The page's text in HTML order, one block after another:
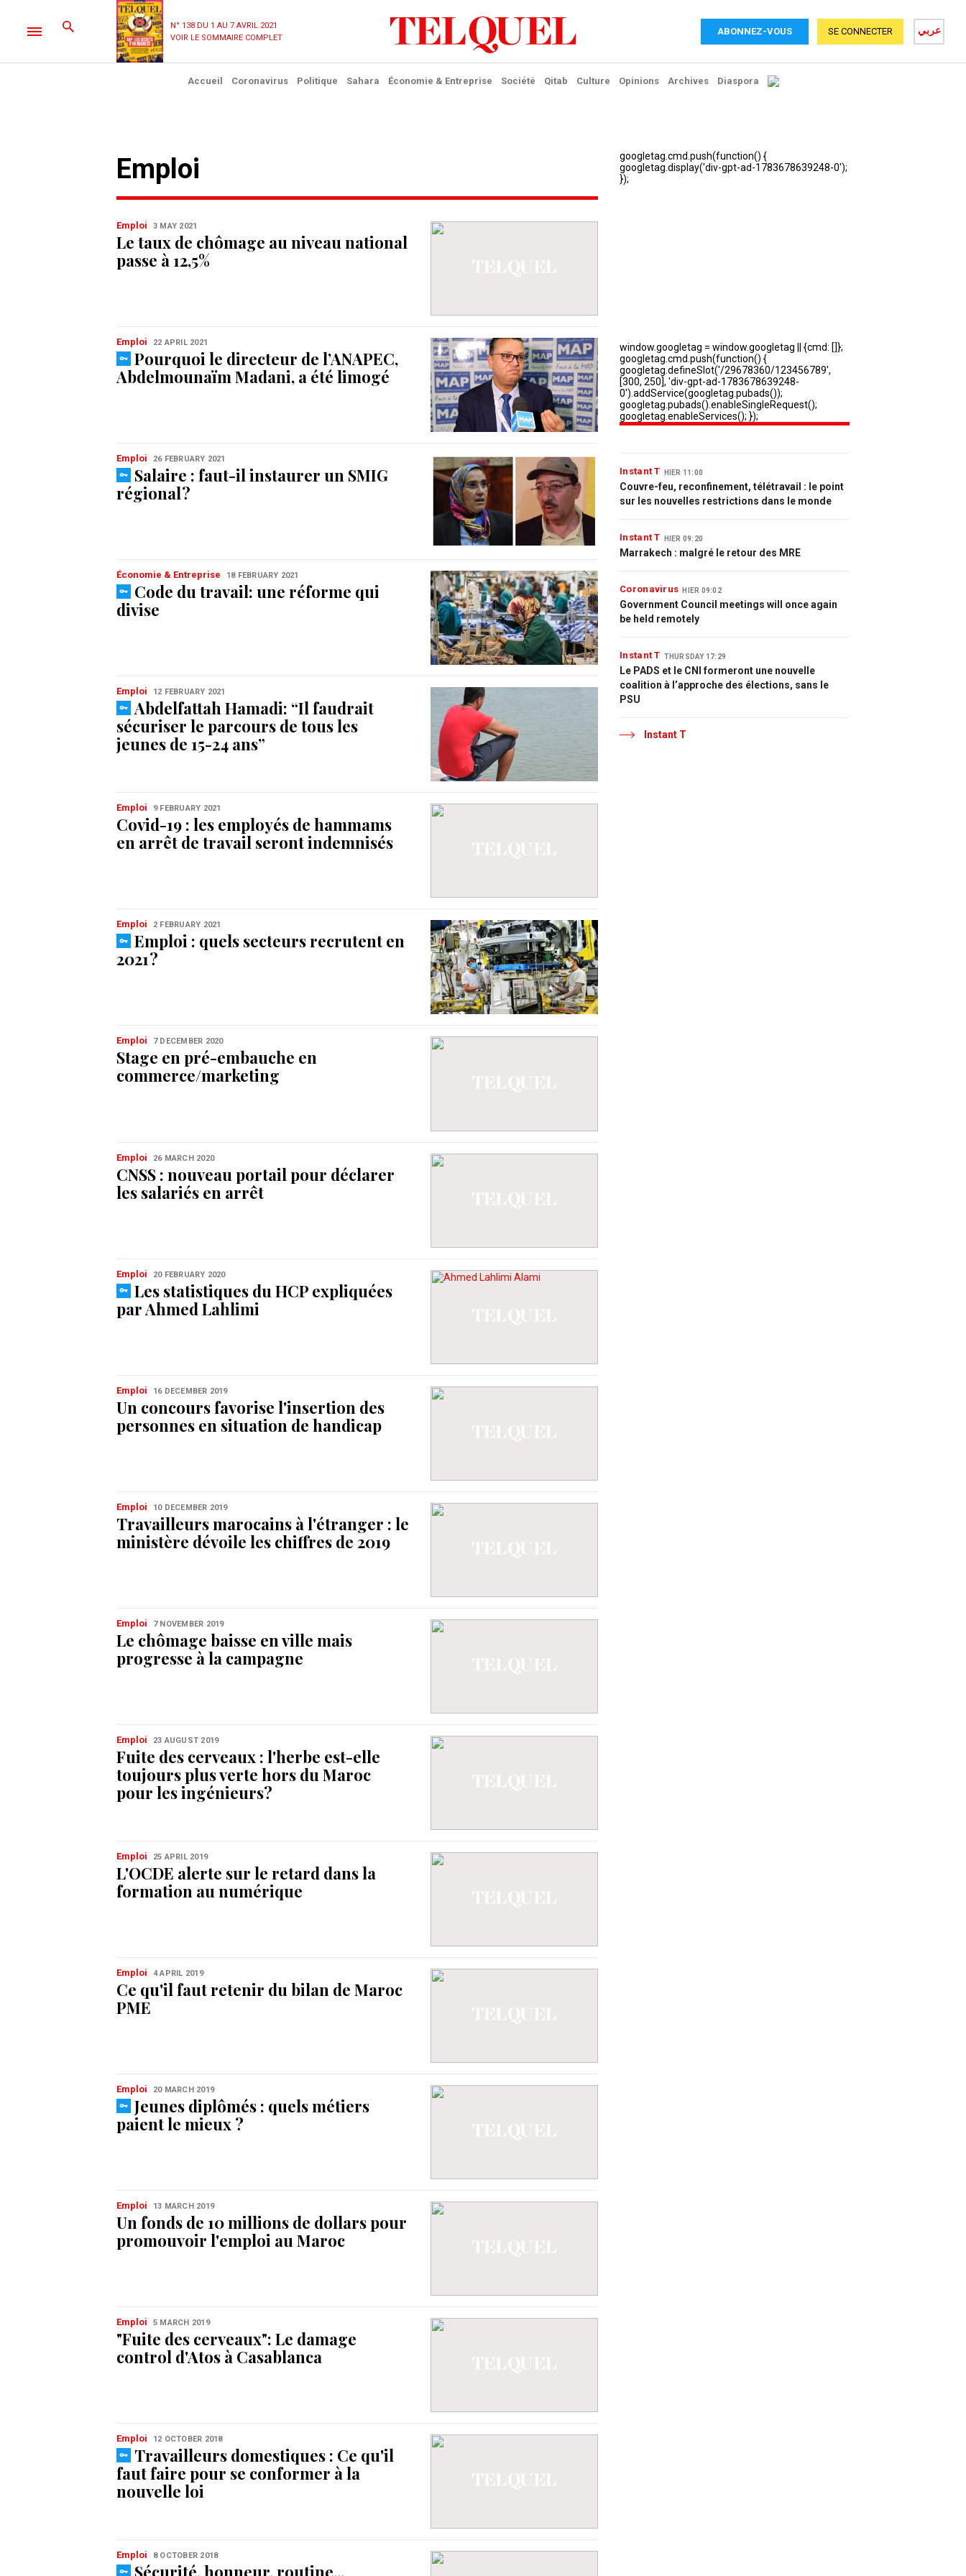
N° 138 DU 1 AU 7 AVRIL 2021
VOIR LE SOMMAIRE COMPLET
ABONNEZ-VOUS عربي SE CONNECTER
Accueil Coronavirus Politique Sahara Économie & Entreprise Société Qitab Culture Opinions Archives Diaspora
Emploi
Emploi 3 MAY 2021
Le taux de chômage au niveau national
passe à 12,5%
Emploi 22 APRIL 2021
Pourquoi le directeur de l’ANAPEC,
Abdelmounaïm Madani, a été limogé
Emploi 26 FEBRUARY 2021
Salaire : faut-il instaurer un SMIG
régional ?
Économie & Entreprise 18 FEBRUARY 2021
Code du travail: une réforme qui
divise
Emploi 12 FEBRUARY 2021
Abdelfattah Hamadi: “Il faudrait
sécuriser le parcours de tous les
jeunes de 15-24 ans”
Emploi 9 FEBRUARY 2021
Covid-19 : les employés de hammams
en arrêt de travail seront indemnisés
Emploi 2 FEBRUARY 2021
Emploi : quels secteurs recrutent en
2021 ?
Emploi 7 DECEMBER 2020
Stage en pré-embauche en
commerce/marketing
Emploi 26 MARCH 2020
CNSS : nouveau portail pour déclarer
les salariés en arrêt
Emploi 20 FEBRUARY 2020
Les statistiques du HCP expliquées
par Ahmed Lahlimi
Emploi 16 DECEMBER 2019
Un concours favorise l'insertion des
personnes en situation de handicap
Emploi 10 DECEMBER 2019
Travailleurs marocains à l'étranger : le
ministère dévoile les chiffres de 2019
Emploi 7 NOVEMBER 2019
Le chômage baisse en ville mais
progresse à la campagne
Emploi 23 AUGUST 2019
Fuite des cerveaux : l'herbe est-elle
toujours plus verte hors du Maroc
pour les ingénieurs?
Emploi 25 APRIL 2019
L'OCDE alerte sur le retard dans la
formation au numérique
Emploi 4 APRIL 2019
Ce qu'il faut retenir du bilan de Maroc
PME
Emploi 20 MARCH 2019
Jeunes diplômés : quels métiers
paient le mieux ?
Emploi 13 MARCH 2019
Un fonds de 10 millions de dollars pour
promouvoir l'emploi au Maroc
Emploi 5 MARCH 2019
"Fuite des cerveaux": Le damage
control d'Atos à Casablanca
Emploi 12 OCTOBER 2018
Travailleurs domestiques : Ce qu'il
faut faire pour se conformer à la
nouvelle loi
Emploi 8 OCTOBER 2018
Instant T HIER 11:00
Couvre-feu, reconfinement, télétravail : le point
sur les nouvelles restrictions dans le monde
Instant T HIER 09:20
Marrakech : malgré le retour des MRE
Coronavirus HIER 09:02
Government Council meetings will once again
be held remotely
Instant T THURSDAY 17:29
Le PADS et le CNI formeront une nouvelle
coalition à l’approche des élections, sans le
PSU
Instant T